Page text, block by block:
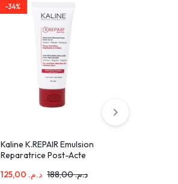
-34%
Kaline K.REPAIR Emulsion
Reparatrice Post-Acte
د.م. د.م.188,00